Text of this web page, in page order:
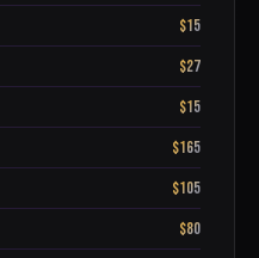
$15
$27
$15
$165
$105
$80